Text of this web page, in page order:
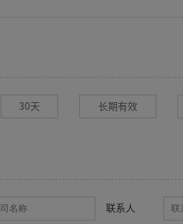
30天 长期有效
联系人